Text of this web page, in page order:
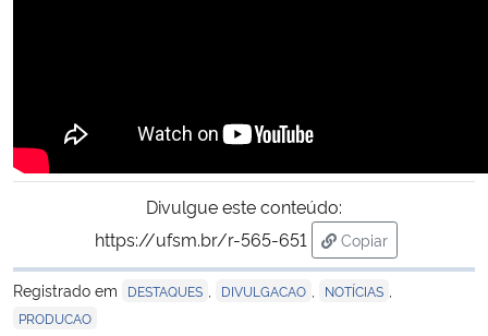
Ministério da Mulher, da Família e dos Direitos Humanos
Secretaria de Governo
Divulgue este conteúdo:
https://ufsm.br/r-565-651
Copiar
para área de
Registrado em
DESTAQUES DIVULGACAO NOTÍCIAS
PRODUCAO